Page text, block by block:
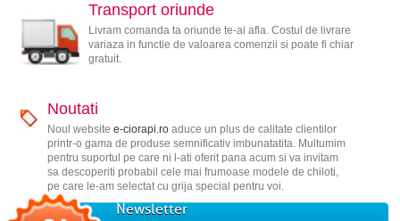
Transport oriunde
Livram comanda ta oriunde te-ai afla. Costul de livrare
variaza in functie de valoarea comenzii si poate fi chiar
gratuit.
Noutati
Noul website e-ciorapi.roaduce un plus de calitate clientilor
printr-o gama de produse semnificativ imbunatatita. Multumim
pentru suportul pe care ni l-ati oferit pana acum si va invitam
sa descoperiti probabil cele mai frumoase modele de chiloti,
pe care le-am selectat cu grija special pentru voi.
Newsletter